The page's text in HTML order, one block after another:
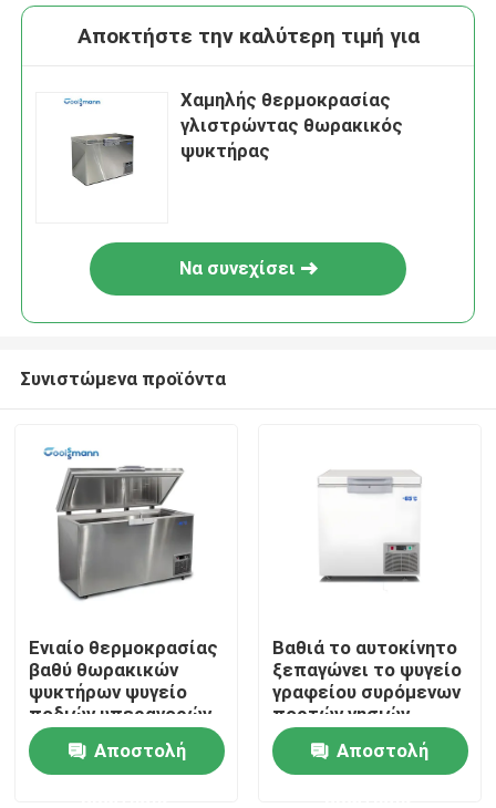
Σπίτι
Προϊόντα
Αποκτήστε την καλύτερη τιμή για
Χαμηλής θερμοκρασίας
γλιστρώντας θωρακικός
ψυκτήρας
Να συνεχίσει
Συνιστώμενα προϊόντα
Ενιαίο θερμοκρασίας
βαθύ θωρακικών
ψυκτήρων ψυγείο
ποδιών υπεραγορών
διευθετήσιμο
Αποστολή
Βαθιά το αυτοκίνητο
ξεπαγώνει το ψυγείο
γραφείου συρόμενων
πορτών νησιών
θωρακικών
ψυκτήρωνΑποστολή